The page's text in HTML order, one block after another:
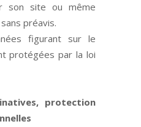
son site ou même
préavis.
figurant sur le
protégées par la loi
protection